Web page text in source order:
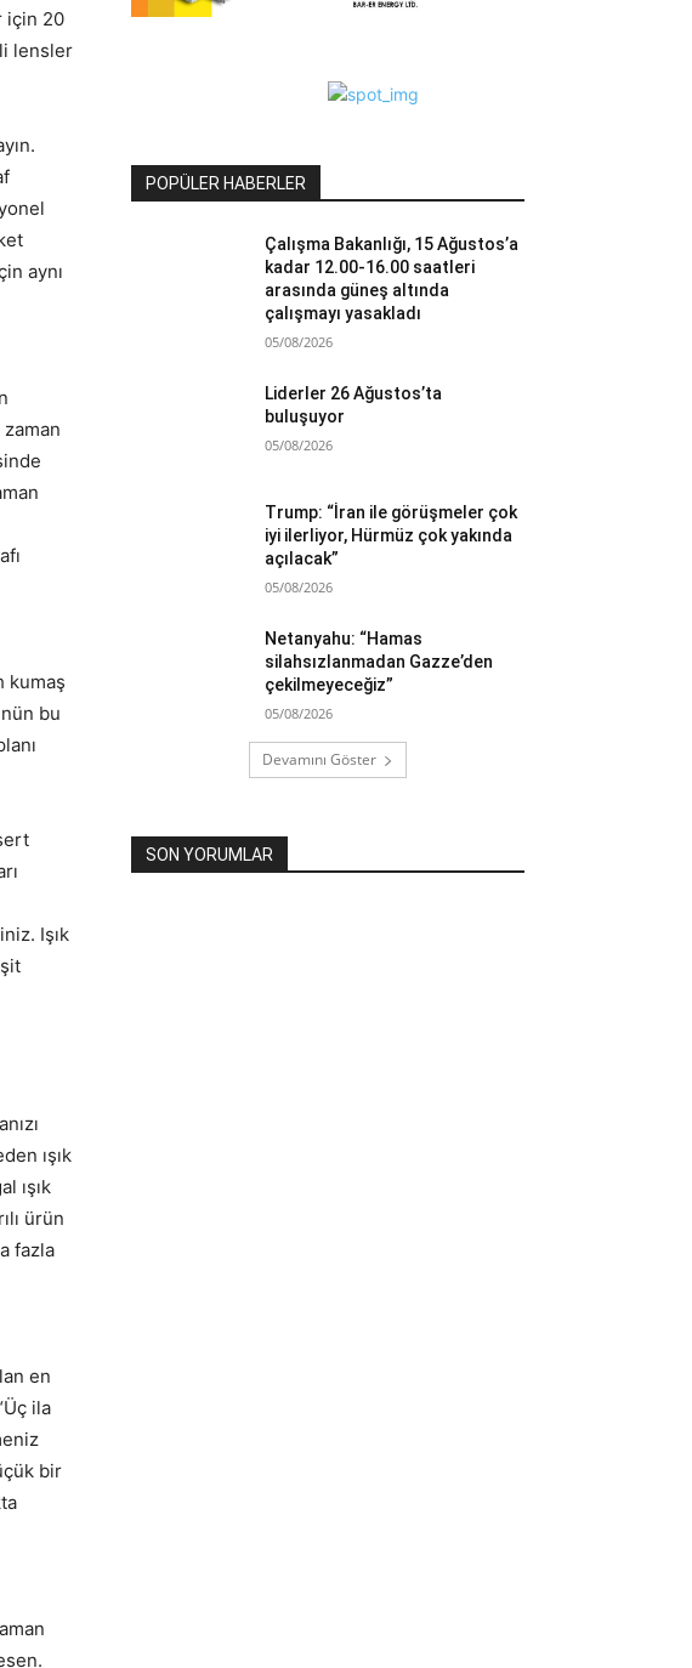
için 20
lensler
aynı
kumaş
bu
Işık
ışık
ışık
ürün
fazla
en
ila
bir
POPÜLER HABERLER
Çalışma Bakanlığı, 15 Ağustos’a
kadar 12.00-16.00 saatleri
arasında güneş altında
çalışmayı yasakladı
05/08/2026
Liderler 26 Ağustos’ta
buluşuyor
05/08/2026
Trump: “İran ile görüşmeler çok
iyi ilerliyor, Hürmüz çok yakında
açılacak”
05/08/2026
Netanyahu: “Hamas
silahsızlanmadan Gazze’den
çekilmeyeceğiz”
05/08/2026
Devamını Göster
SON YORUMLAR